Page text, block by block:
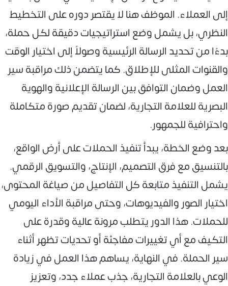
إلى العملاء. الموظف هنا لا يقتصر دوره على التخطيط
النظري، بل يشمل وضع استراتيجيات دقيقة لكل حملة،
بدءًا من تحديد الرسالة الرئيسية وصولاً إلى اختيار الوقت
والقنوات المثلى للإطلاق. كما يتضمن ذلك مراقبة سير
العمل وضمان التوافق بين الرسالة الإعلانية والهوية
البصرية للعلامة التجارية، لضمان تقديم صورة متكاملة
واحترافية للجمهور.
بعد وضع الخطة، يبدأ تنفيذ الحملات على أرض الواقع،
بالتنسيق مع فرق التصميم، الإنتاج، والتسويق الرقمي.
يشمل التنفيذ متابعة كل التفاصيل من صياغة المحتوى،
اختيار الصور والفيديوهات، وحتى مراقبة الأداء اليومي
للحملات. هذا الدور يتطلب مرونة عالية وقدرة على
التكيف مع أي تغييرات مفاجئة أو تحديات تظهر أثناء
سير الحملة. في النهاية، يساهم هذا العمل في زيادة
الوعي بالعلامة التجارية، جذب عملاء جدد، وتعزيز